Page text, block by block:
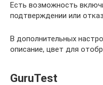
Есть возможность
подтверждении или
В дополнительных
описание, цвет для
GuruTest